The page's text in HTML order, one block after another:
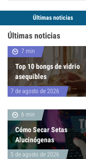
Últimas noticias
Últimas noticias
7 min
Top 10 bongs de vidrio
asequibles
7 de agosto de 2026
6 min
Cómo Secar Setas
Alucinógenas
5 de agosto de 2026